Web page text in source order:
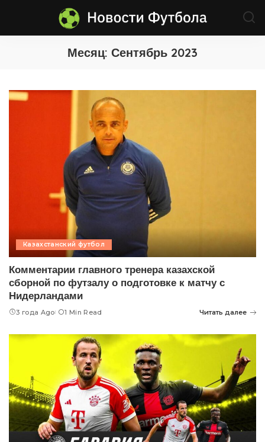
Месяц: Сентябрь 2023
Казахстанский футбол
Комментарии главного тренера казахской
сборной по футзалу о подготовке к матчу с
Нидерландами
3 года Ago 1 Min Read Читать далее